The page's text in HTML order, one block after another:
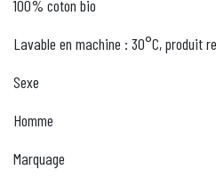
100% coton bio
Lavable en machine : 30°C, produit
Sexe
Homme
Marquage